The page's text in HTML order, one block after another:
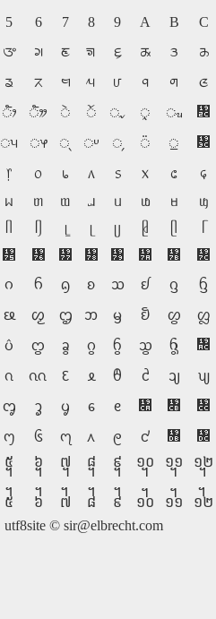
5 6 7 8 9 A B
C
ᤅ ᤆ ᤇ ᤈ ᤉ ᤊ ᤋ
ᤌ
ᤕ ᤖ ᤗ ᤘ ᤙ ᤚ ᤛ
ᤜ
ᤥ ᤦ ᤧ ᤨ ᤩ ᤪ ᤫ
᤬
ᤵ ᤶ ᤷ ᤸ ᤹ ᤺ ᤻
᤼
᥅ ᥆ ᥇ ᥈ ᥉ ᥊ ᥋
᥌
ᥕ ᥖ ᥗ ᥘ ᥙ ᥚ ᥛ
ᥜ
ᥧ ᥨ ᥩ ᥪ
᥵ ᥶ ᥷ ᥸ ᥹ ᥺ ᥻
᥼
ᦅ ᦆ ᦇ ᦈ ᦉ ᦊ ᦋ
ᦌ
ᦕ ᦖ ᦗ ᦘ ᦙ ᦚ ᦛ
ᦜ
ᦥ ᦦ ᦧ ᦨ ᦩ ᦪ ᦫ
᦬
ᦵ ᦶ ᦷ ᦸ ᦹ ᦺ ᦻ
ᦼ
ᧅ ᧆ ᧇ ᧈ ᧉ ᧊ ᧋
᧌
᧕ ᧖ ᧗ ᧘ ᧙ ᧚ ᧛
᧜
᧥ ᧦ ᧧ ᧨ ᧩ ᧪ ᧫
᧬
᧵ ᧶ ᧷ ᧸ ᧹ ᧺ ᧻
᧼
utf8site © sir@elbrecht.com